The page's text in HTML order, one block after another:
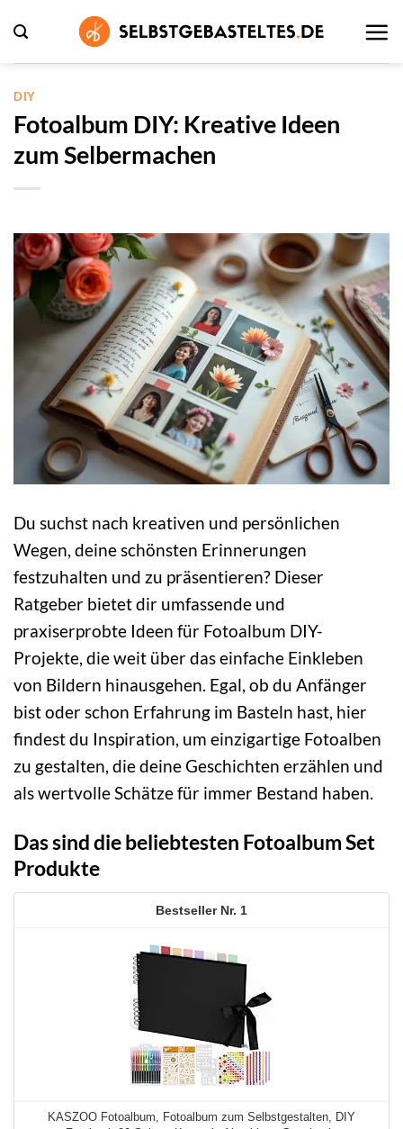
Inhalt
springen
DIY
Fotoalbum DIY: Kreative Ideen
zum Selbermachen
Du suchst nach kreativen und persönlichen
Wegen, deine schönsten Erinnerungen
festzuhalten und zu präsentieren? Dieser
Ratgeber bietet dir umfassende und
praxiserprobte Ideen für Fotoalbum DIY-
Projekte, die weit über das einfache Einkleben
von Bildern hinausgehen. Egal, ob du Anfänger
bist oder schon Erfahrung im Basteln hast, hier
findest du Inspiration, um einzigartige Fotoalben
zu gestalten, die deine Geschichten erzählen und
als wertvolle Schätze für immer Bestand haben.
Das sind die beliebtesten Fotoalbum Set
Produkte
1
KASZOO Fotoalbum, Fotoalbum zum Selbstgestalten, DIY